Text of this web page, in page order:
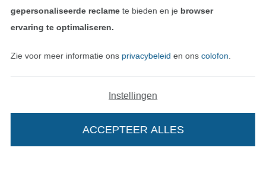
Wissel naar de Duitse shop
gepersonaliseerde reclamete bieden en je browser
ervaring te optimaliseren.
Zie voor meer informatie ons privacybeleid en ons colofon
Instellingen
ACCEPTEER ALLES